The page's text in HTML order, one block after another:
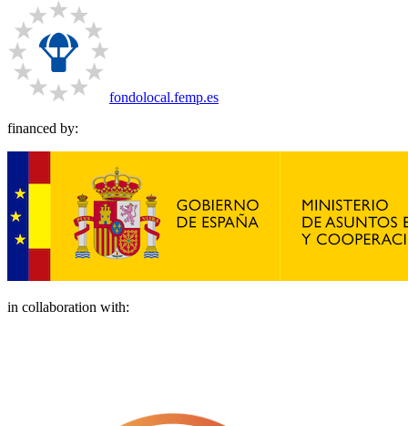
fondolocal.femp.es
financed by:
in collaboration with: